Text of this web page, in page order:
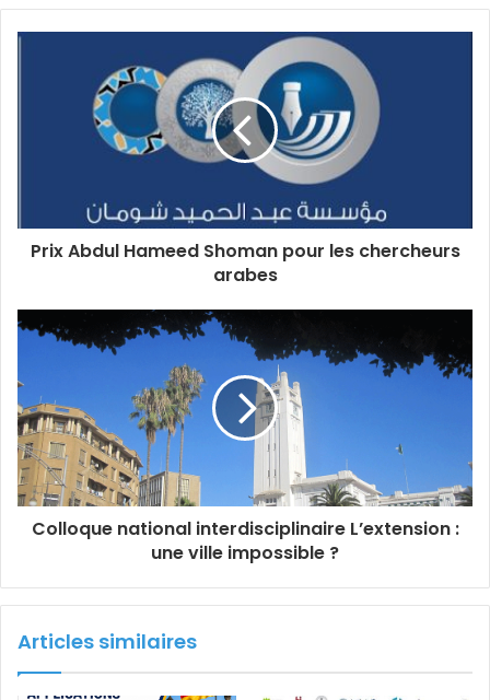
Prix Abdul Hameed Shoman pour les chercheurs
arabes
Colloque national interdisciplinaire L’extension :
une ville impossible ?
Articles similaires